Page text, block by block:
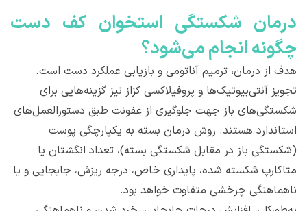
درمان شکستگی استخوان کف دست
چگونه انجام می‌شود؟
هدف از درمان، ترمیم آناتومی و بازیابی عملکرد دست است.
تجویز آنتی‌بیوتیک‌ها و پروفیلاکسی کزاز نیز گزینه‌هایی برای
شکستگی‌های باز جهت جلوگیری از عفونت طبق دستورالعمل‌های
استاندارد هستند. روش درمان بسته به یکپارچگی پوست
(شکستگی باز در مقابل شکستگی بسته)، تعداد انگشتان یا
متاکارپ شکسته شده، پایداری خاص، درجه ریزش، جابجایی و یا
ناهماهنگی چرخشی متفاوت خواهد بود.